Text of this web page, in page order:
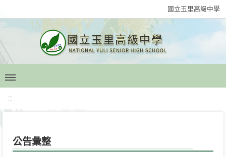
國立玉里高級中學
:::
公告彙整